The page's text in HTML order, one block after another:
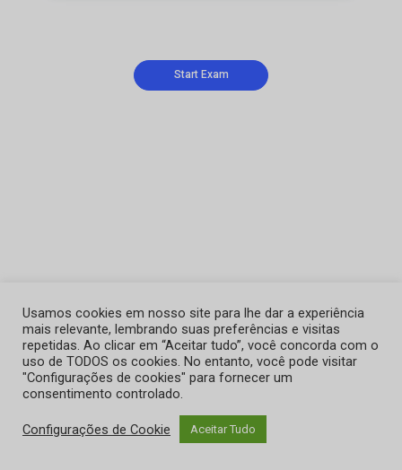
Usamos cookies em nosso site para lhe dar a experiência
mais relevante, lembrando suas preferências e visitas
repetidas. Ao clicar em “Aceitar tudo”, você concorda com o
uso de TODOS os cookies. No entanto, você pode visitar
"Configurações de cookies" para fornecer um
consentimento controlado.
Configurações de Cookie Aceitar Tudo